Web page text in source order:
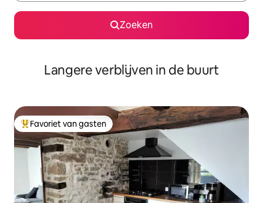
Zoeken
Langere verblijven in de buurt
Topfavoriet van gasten
Favoriet van gasten